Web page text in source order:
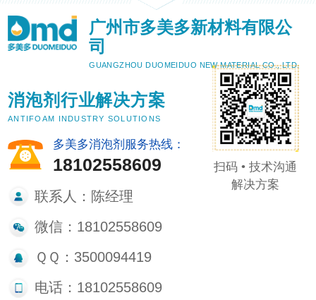
广州市多美多新材料有限公
司
GUANGZHOU DUOMEIDUO NEW MATERIAL CO., LTD.
消泡剂行业解决方案
ANTIFOAM INDUSTRY SOLUTIONS
多美多消泡剂服务热线：
18102558609
联系人：陈经理
微信：18102558609
ＱＱ：3500094419
电话：18102558609
扫码 • 技术沟通
解决方案